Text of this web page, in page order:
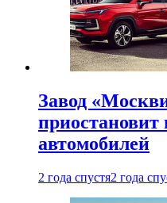
Завод
приостановит
автомобилей
2 года спустя2 года